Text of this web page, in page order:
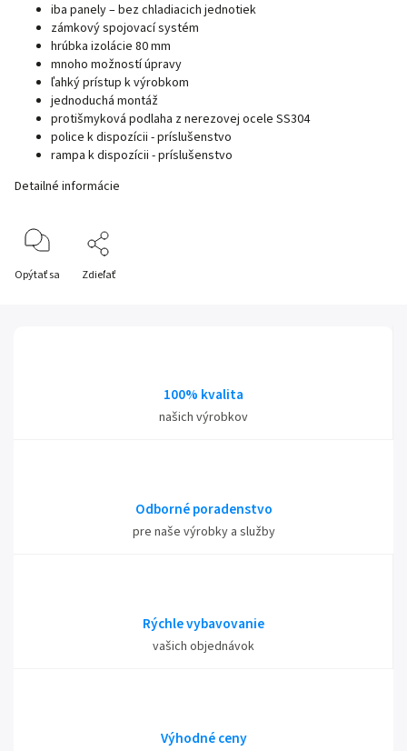
iba panely – bez chladiacich jednotiek
zámkový spojovací systém
hrúbka izolácie 80 mm
mnoho možností úpravy
ľahký prístup k výrobkom
jednoduchá montáž
protišmyková podlaha z nerezovej ocele SS304
police k dispozícii - príslušenstvo
rampa k dispozícii - príslušenstvo
Detailné informácie
Opýtať sa Zdieľať
100% kvalita
našich výrobkov
Odborné poradenstvo
pre naše výrobky a služby
Rýchle vybavovanie
vašich objednávok
Výhodné ceny